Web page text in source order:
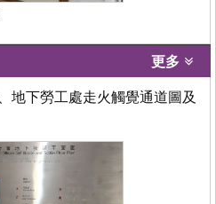
更多
地下勞工處走火觸覺通道圖及